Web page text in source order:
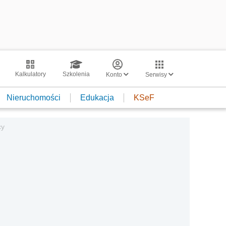
Kalkulatory Szkolenia Konto Serwisy
Nieruchomości Edukacja KSeF